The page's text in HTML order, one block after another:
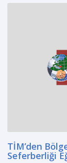
TİM’den
Seferberliği